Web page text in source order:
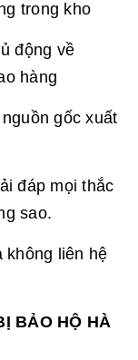
trong kho
động về
hàng
gốc xuất
đáp mọi thắc
sao.
không liên hệ
BẢO HỘ HÀ